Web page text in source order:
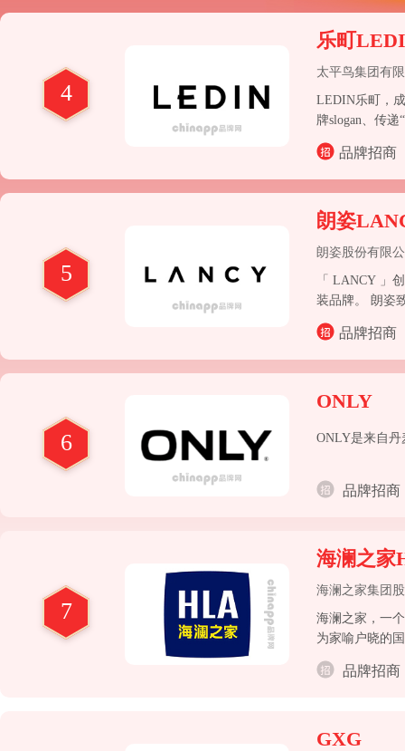
4
乐町
太平鸟集团有
LEDIN乐町，
牌slogan、传
牌打造轻优雅
町独家风格穿
品牌招商
5
朗姿
朗姿股份有限
「 LANCY 」
装品牌。 朗姿
品牌招商
6
ONLY
ONLY是来自丹
品牌招商
7
海澜之家
海澜之家集团
海澜之家，一
为家喻户晓的
品牌招商
GXG